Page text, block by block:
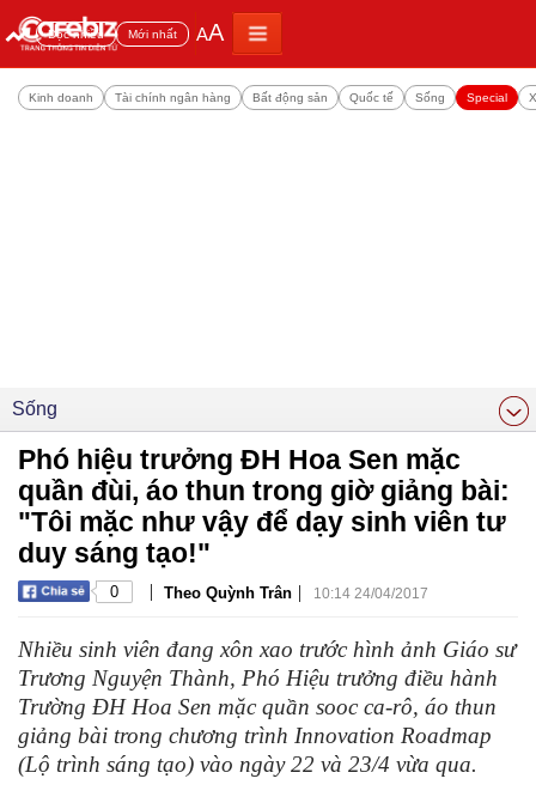
Đọc nhiều Mới nhất AA
Kinh doanh Tài chính ngân hàng Bất động sản Quốc tế Sống Special
Sống
Phó hiệu trưởng ĐH Hoa Sen mặc
quần đùi, áo thun trong giờ giảng bài:
"Tôi mặc như vậy để dạy sinh viên tư
duy sáng tạo!"
0 | Theo Quỳnh Trân | 10:14 24/04/2017
Nhiều sinh viên đang xôn xao trước hình ảnh Giáo sư
Trương Nguyện Thành, Phó Hiệu trưởng điều hành
Trường ĐH Hoa Sen mặc quần sooc ca-rô, áo thun
giảng bài trong chương trình Innovation Roadmap
(Lộ trình sáng tạo) vào ngày 22 và 23/4 vừa qua.